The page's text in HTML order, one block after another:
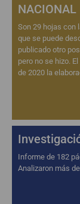
NACIONAL
Son 29 hojas con
que se puede
publicado otro
pero no se hizo.
de 2020 la
Informe de 182
Analizaron más